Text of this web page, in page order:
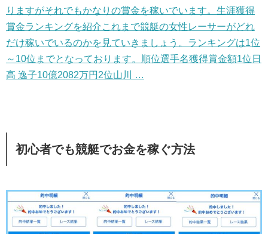
りますがそれでもかなりの賞金を稼いでいます。生涯獲得
賞金ランキングを紹介これまで競艇の女性レーサーがどれ
だけ稼いでいるのかを見ていきましょう。ランキングは1位
～10位までとなっております。順位選手名獲得賞金額1位日
高 逸子10億2082万円2位山川 …
初心者でも競艇でお金を稼ぐ方法